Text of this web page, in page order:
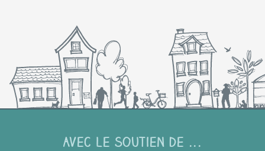
Avec le soutien de ...